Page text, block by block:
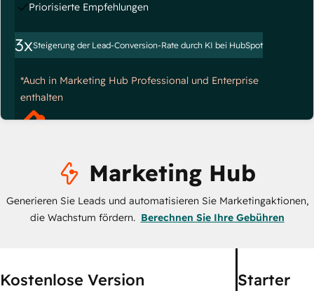
Priorisierte Empfehlungen
3xSteigerung der Lead-Conversion-Rate durch KI bei HubSpot
*Auch in Marketing Hub Professional und Enterprise
enthalten
Marketing Hub
Generieren Sie Leads und automatisieren Sie Marketingaktionen,
die Wachstum fördern. Berechnen Sie Ihre Gebühren
Kostenlose Version Starter